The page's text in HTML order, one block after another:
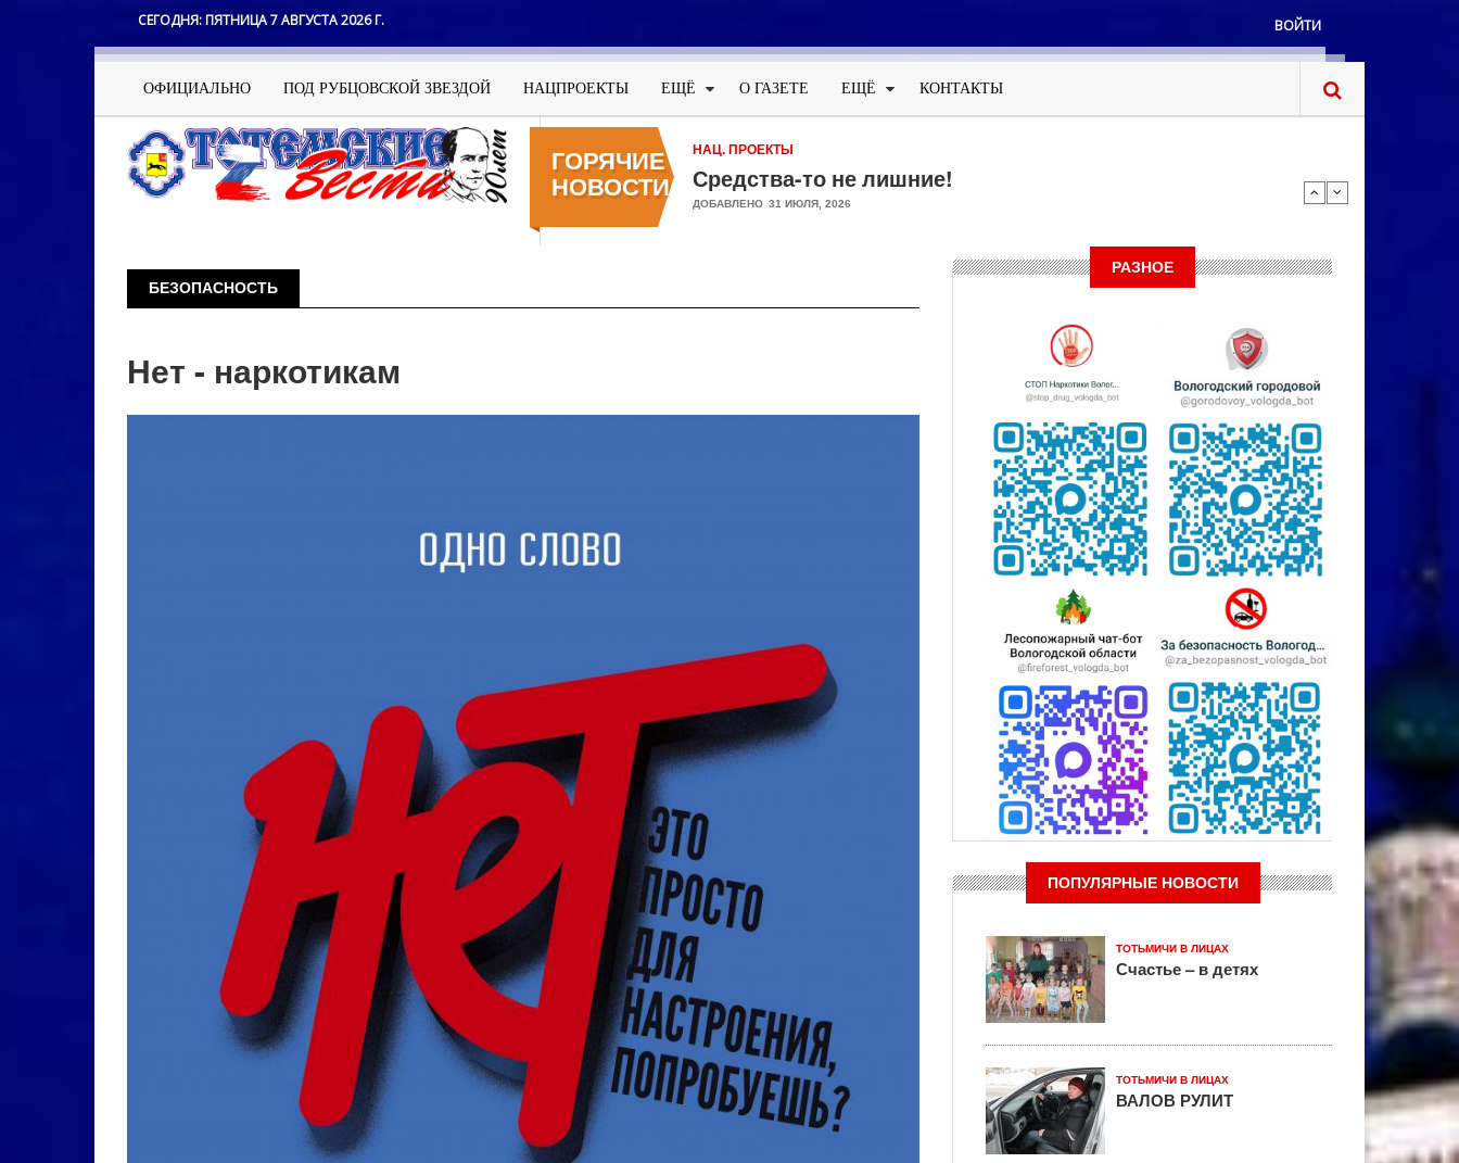
СЕГОДНЯ:ПЯТНИЦА 7 АВГУСТА 2026 Г.
Меню
учётной
записи
пользователя
ВОЙТИ
Основная
навигация
ОФИЦИАЛЬНО ПОД РУБЦОВСКОЙ ЗВЕЗДОЙ НАЦПРОЕКТЫ ЕЩЁ О ГАЗЕТЕ ЕЩЁ КОНТАКТЫ
ГОРЯЧИЕ
НОВОСТИ
НАЦ. ПРОЕКТЫ
Средства-то не лишние!
ДОБАВЛЕНО 31 ИЮЛЯ, 2026
БЕЗОПАСНОСТЬ
Нет - наркотикам
страниц
РАЗНОЕ
ПОПУЛЯРНЫЕ НОВОСТИ
ТОТЬМИЧИ В ЛИЦАХ
Счастье – в детях
ТОТЬМИЧИ В ЛИЦАХ
ВАЛОВ РУЛИТ